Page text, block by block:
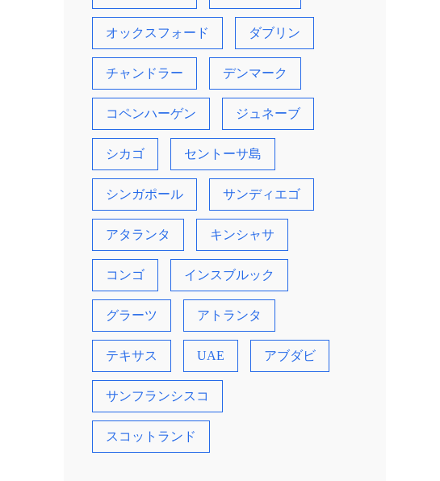
オックスフォード ダブリン
チャンドラー デンマーク
コペンハーゲン ジュネーブ
シカゴ セントーサ島
シンガポール サンディエゴ
アタランタ キンシャサ
コンゴ インスブルック
グラーツ アトランタ
テキサス UAE アブダビ
サンフランシスコ
スコットランド